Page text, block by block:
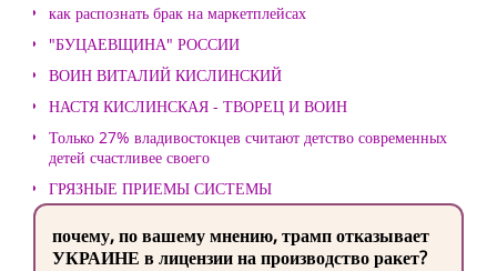
как распознать брак на маркетплейсах
"БУЦАЕВЩИНА" РОССИИ
ВОИН ВИТАЛИЙ КИСЛИНСКИЙ
НАСТЯ КИСЛИНСКАЯ - ТВОРЕЦ И ВОИН
Только 27% владивостокцев считают детство современных
детей счастливее своего
ГРЯЗНЫЕ ПРИЕМЫ СИСТЕМЫ
почему, по вашему мнению, трамп отказывает
УКРАИНЕ в лицензии на производство ракет?